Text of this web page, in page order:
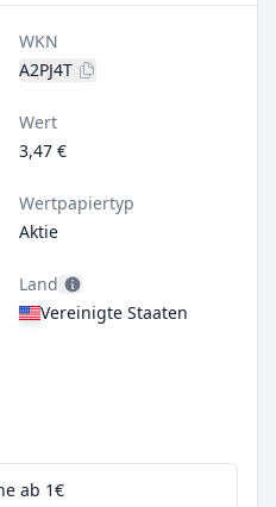
WKN
A2PJ4T
Wert
3,47 €
Wertpapiertyp
Aktie
Land
Vereinigte Staaten
ab 1€